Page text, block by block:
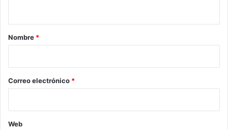
b
l
i
a
?
r
*
Nombre *
Correo electrónico *
Web